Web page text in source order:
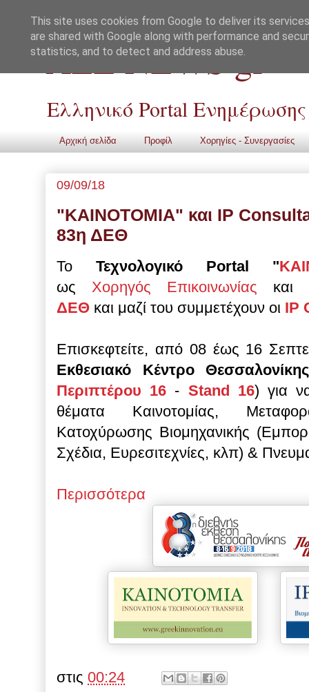
ALL NEWS gr
Ελληνικό Portal Ενημέρωσης
Αρχική σελίδα Προφίλ Χορηγίες - Συνεργασίες
09/09/18
"ΚΑΙΝΟΤΟΜΙΑ" και IP
83η ΔΕΘ
Το Τεχνολογικό Portal "
ως Χορηγός Επικοινωνίας
ΔΕΘ και μαζί του συμμετέχουν οι IP
Επισκεφτείτε, από 08 έως 16
Εκθεσιακό Κέντρο Θεσσαλονίκης
Περιπτέρου 16 - Stand 16) για
θέματα Καινοτομίας,
Κατοχύρωσης Βιομηχανικής
Σχέδια, Ευρεσιτεχνίες, κλπ) &
Περισσότερα
στις 00:24
This site uses cookies from Google to deliver its
are shared with Google along with performance and
statistics, and to detect and address abuse.